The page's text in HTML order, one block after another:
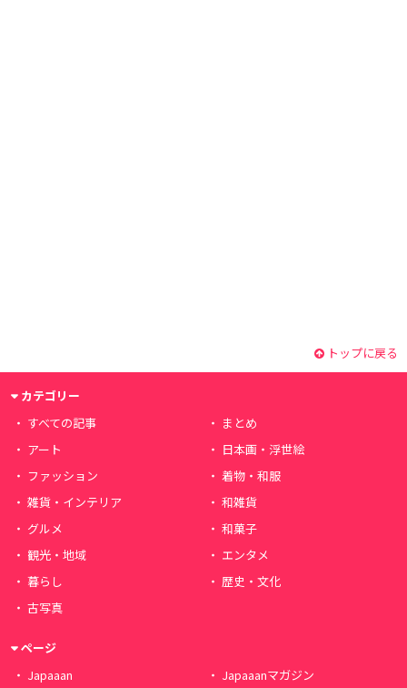
トップに戻る
カテゴリー
すべての記事
まとめ
アート
日本画・浮世絵
ファッション
着物・和服
雑貨・インテリア
和雑貨
グルメ
和菓子
観光・地域
エンタメ
暮らし
歴史・文化
古写真
ページ
Japaaan
Japaaanマガジン